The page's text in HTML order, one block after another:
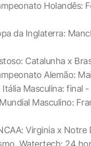
Holandês:
da Inglaterra:
Catalunha x
Alemão:
Masculina: final -
Masculino:
Virginia x Notre
Watertech: 24